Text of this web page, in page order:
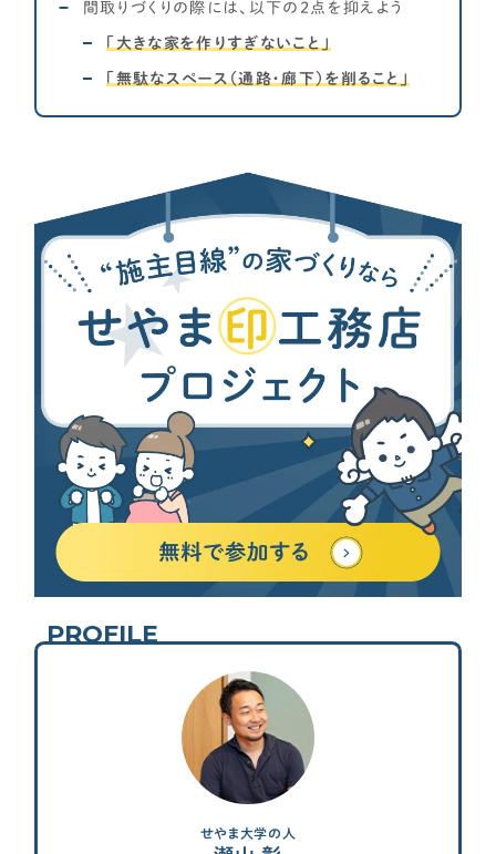
間取りづくりの際には、以下の2点を抑えよう
「大きな家を作りすぎないこと」
「無駄なスペース（通路・廊下）を削ること」
PROFILE
せやま大学の人